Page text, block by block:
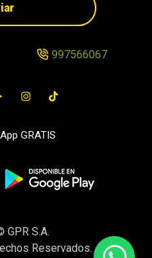
997566067
GRATIS
GPR S.A.
Reservados.